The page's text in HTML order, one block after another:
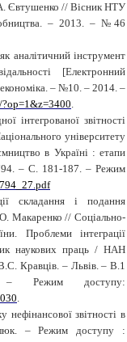
А. Євтушенко // Вісник НТУ
– 2013. – №46
аналітичний інструмент
[Електронний
– №10. – 2014. –
.
інтегрованої звітності
університету
в Україні : етапи
– С. 181-187. – Режим
складання і подання
О. Макаренко // Соціально-
Проблеми інтеграції
наукових праць / НАН
Кравців. – Львів.– В.1
доступу:
.
звітності в
– Режим доступу :